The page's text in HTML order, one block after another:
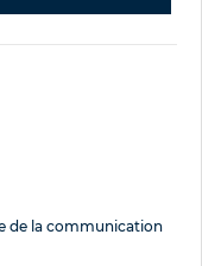
de la communication